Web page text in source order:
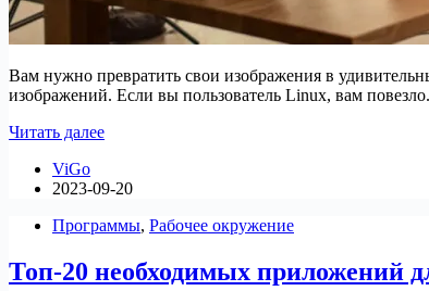
Вам нужно превратить свои изображения в
изображений. Если вы пользователь Linux, вам
Читать далее9
приложений
изображений
Linux
ViGo
2023-09-20
Программы, Рабочее окружение
Топ-20 необходимых приложений